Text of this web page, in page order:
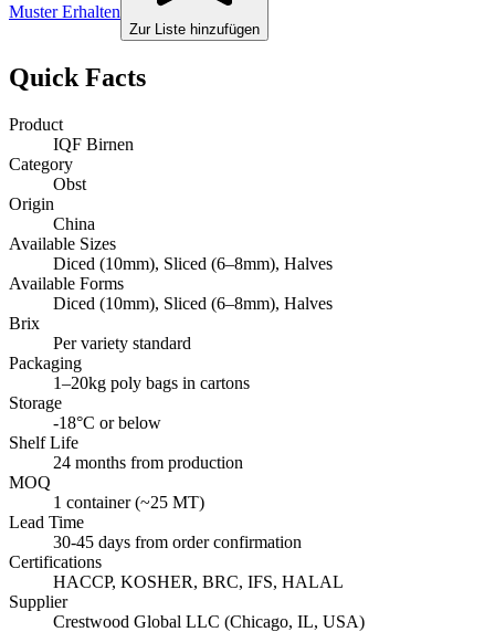
Muster Erhalten
Zur Liste hinzufügen
Quick Facts
Product
IQF Birnen
Category
Obst
Origin
China
Available Sizes
Diced (10mm), Sliced (6–8mm), Halves
Available Forms
Diced (10mm), Sliced (6–8mm), Halves
Brix
Per variety standard
Packaging
1–20kg poly bags in cartons
Storage
-18°C or below
Shelf Life
24 months from production
MOQ
1 container (~25 MT)
Lead Time
30-45 days from order confirmation
Certifications
HACCP, KOSHER, BRC, IFS, HALAL
Supplier
Crestwood Global LLC (Chicago, IL, USA)